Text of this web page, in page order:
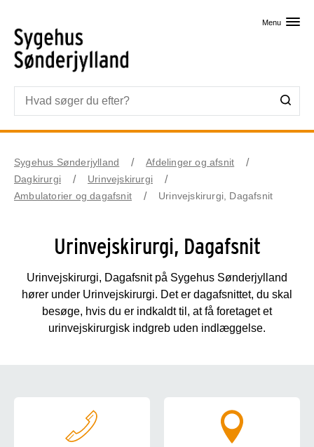
Menu
Sygehus Sønderjylland
Afdelinger og afsnit
Dagkirurgi
Urinvejskirurgi
Ambulatorier og dagafsnit
Urinvejskirurgi, Dagafsnit
Urinvejskirurgi, Dagafsnit
Urinvejskirurgi, Dagafsnit på Sygehus Sønderjylland
hører under Urinvejskirurgi. Det er dagafsnittet, du skal
besøge, hvis du er indkaldt til, at få foretaget et
urinvejskirurgisk indgreb uden indlæggelse.